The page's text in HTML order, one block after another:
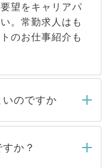
望をキャリアパ
。常勤求人はも
のお仕事紹介も
のですか
弊社担当者がご
メールもしくは
か？